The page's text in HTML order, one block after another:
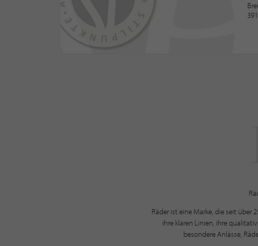
Räder ist eine Marke, die seit über
ihre klaren Linien, ihre
besondere Anlässe,